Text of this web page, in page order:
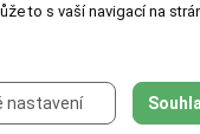
to s vaší navigací na
nastavení